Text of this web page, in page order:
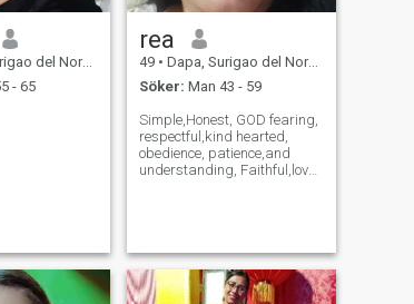
Norte, Filippinerna
- 65
rea
49 • Dapa, Surigao del Norte, Filippinerna
Söker: Man 43 - 59
Simple,Honest, GOD fearing,
respectful,kind hearted,
obedience, patience,and
understanding, Faithful,love